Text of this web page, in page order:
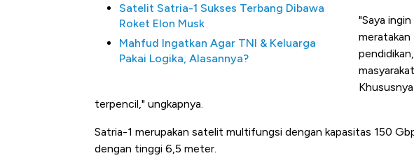
Satelit Satria-1 Sukses Terbang Dibawa
Roket Elon Musk
Mahfud Ingatkan Agar TNI & Keluarga
Pakai Logika, Alasannya?
"Saya
terpencil," ungkapnya.
Satria-1 merupakan satelit multifungsi dengan kapasitas 150
dengan tinggi 6,5 meter.